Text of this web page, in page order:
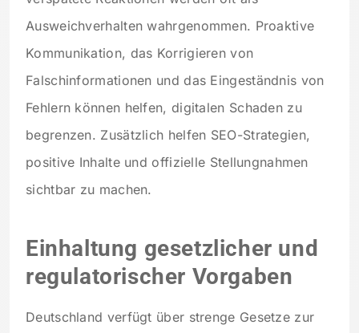
Ausweichverhalten wahrgenommen. Proaktive
Kommunikation, das Korrigieren von
Falschinformationen und das Eingeständnis von
Fehlern können helfen, digitalen Schaden zu
begrenzen. Zusätzlich helfen SEO-Strategien,
positive Inhalte und offizielle Stellungnahmen
sichtbar zu machen.
Einhaltung gesetzlicher und
regulatorischer Vorgaben
Deutschland verfügt über strenge Gesetze zur